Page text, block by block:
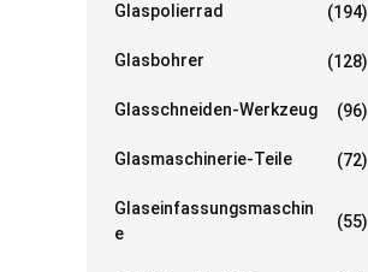
Glaspolierrad (194)
Glasbohrer (128)
Glasschneiden-Werkzeug (96)
Glasmaschinerie-Teile (72)
Glaseinfassungsmaschin
E
(55)